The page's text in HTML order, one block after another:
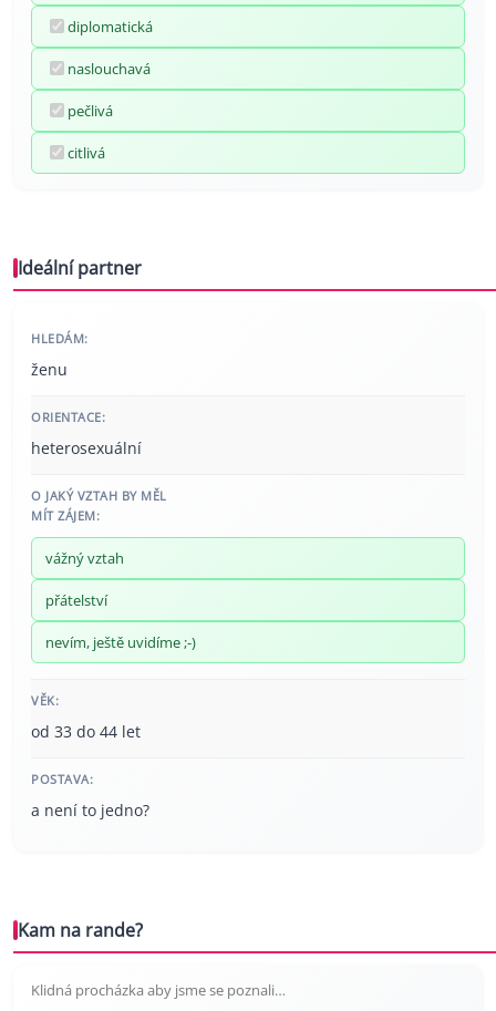
diplomatická
naslouchavá
pečlivá
citlivá
Ideální partner
HLEDÁM:
ženu
ORIENTACE:
heterosexuální
O JAKÝ VZTAH BY MĚL
MÍT ZÁJEM:
vážný vztah
přátelství
nevím, ještě uvidíme ;-)
VĚK:
od 33 do 44 let
POSTAVA:
a není to jedno?
Kam na rande?
Klidná procházka aby jsme se poznali…